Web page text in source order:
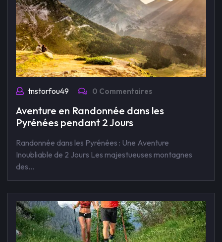
tnstorfou49 0 Commentaires
Aventure en Randonnée dans les
Pyrénées pendant 2 Jours
Randonnée dans les Pyrénées : Une Aventure
Inoubliable de 2 Jours Les majestueuses montagnes
des…